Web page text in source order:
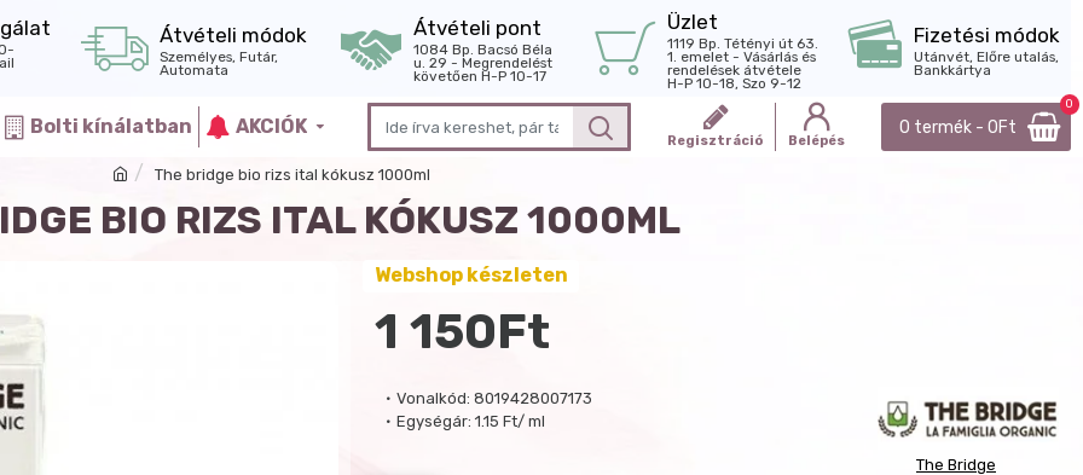
Átvételi módok
Személyes, Futár,
Automata
Átvételi pont
1084 Bp. Bacsó Béla
u. 29 - Megrendelést
követően H-P 10-17
Üzlet
1119 Bp. Tétényi út 63.
1. emelet - Vásárlás és
rendelések átvétele
H-P 10-18, Szo 9-12
Fizetési módok
Utánvét, Előre utalás,
Bankkártya
Bolti kínálatban AKCIÓK
Regisztráció Belépés
0 termék - 0Ft
0
The bridge bio rizs ital kókusz 1000ml
BIO RIZS ITAL KÓKUSZ 1000ML
Vonalkód: 8019428007173
Egységár: 1.15 Ft/ ml
The Bridge
Webshop készleten
1 150Ft